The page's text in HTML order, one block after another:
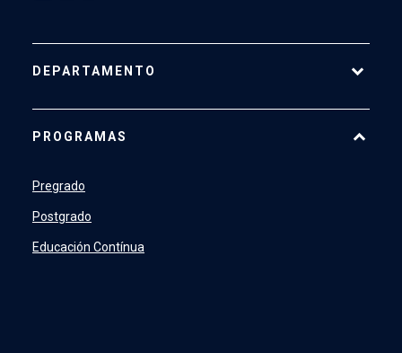
DEPARTAMENTO
Académicos
Profesionales y Administrativos
Estudiantes
PROGRAMAS
Pregrado
Postgrado
Educación Contínua